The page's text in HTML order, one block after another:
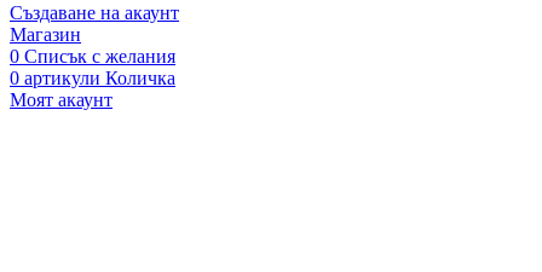
Създаване на акаунт
Магазин
0 Списък с желания
0 артикули Количка
Моят акаунт